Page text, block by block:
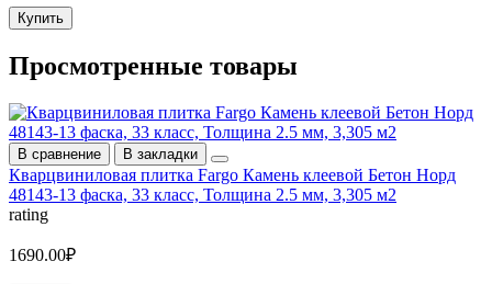
Купить
Просмотренные товары
В сравнение В закладки
Кварцвиниловая плитка Fargo Камень клеевой Бетон Норд
48143-13 фаска, 33 класс, Толщина 2.5 мм, 3,305 м2
rating
1690.00₽